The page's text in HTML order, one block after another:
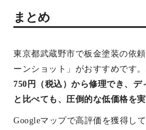
まとめ
東京都武蔵野市で板金塗装の依
ーンショット」がおすすめです。
750円（税込）から修理でき、
と比べても、圧倒的な低価格を
Googleマップで高評価を獲得し